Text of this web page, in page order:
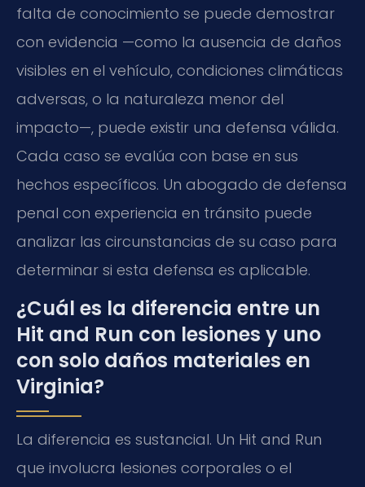
falta de conocimiento se puede demostrar
con evidencia —como la ausencia de daños
visibles en el vehículo, condiciones climáticas
adversas, o la naturaleza menor del
impacto—, puede existir una defensa válida.
Cada caso se evalúa con base en sus
hechos específicos. Un abogado de defensa
penal con experiencia en tránsito puede
analizar las circunstancias de su caso para
determinar si esta defensa es aplicable.
¿Cuál es la diferencia entre un
Hit and Run con lesiones y uno
con solo daños materiales en
Virginia?
La diferencia es sustancial. Un Hit and Run
que involucra lesiones corporales o el